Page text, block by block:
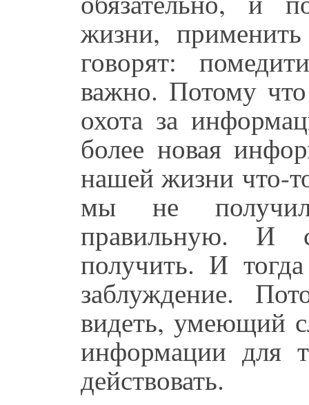
жизни,
говорят:
важно. Потому
охота за
более новая
нашей жизни что-
мы не
правильную. И
получить. И
заблуждение.
видеть, умеющий
информации для
действовать.